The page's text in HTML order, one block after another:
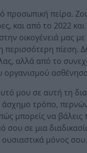
προσωπική πείρα.
και από το 2022
οικογένειά μας
περισσότερη πίεση.
αλλά από το
οργανισμού
μου σε αυτή τη
τρόπο,
μπορείς να βάλεις
σου σε μια
μόνος σου.